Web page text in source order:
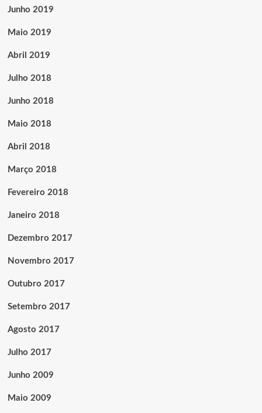
Junho 2019
Maio 2019
Abril 2019
Julho 2018
Junho 2018
Maio 2018
Abril 2018
Março 2018
Fevereiro 2018
Janeiro 2018
Dezembro 2017
Novembro 2017
Outubro 2017
Setembro 2017
Agosto 2017
Julho 2017
Junho 2009
Maio 2009